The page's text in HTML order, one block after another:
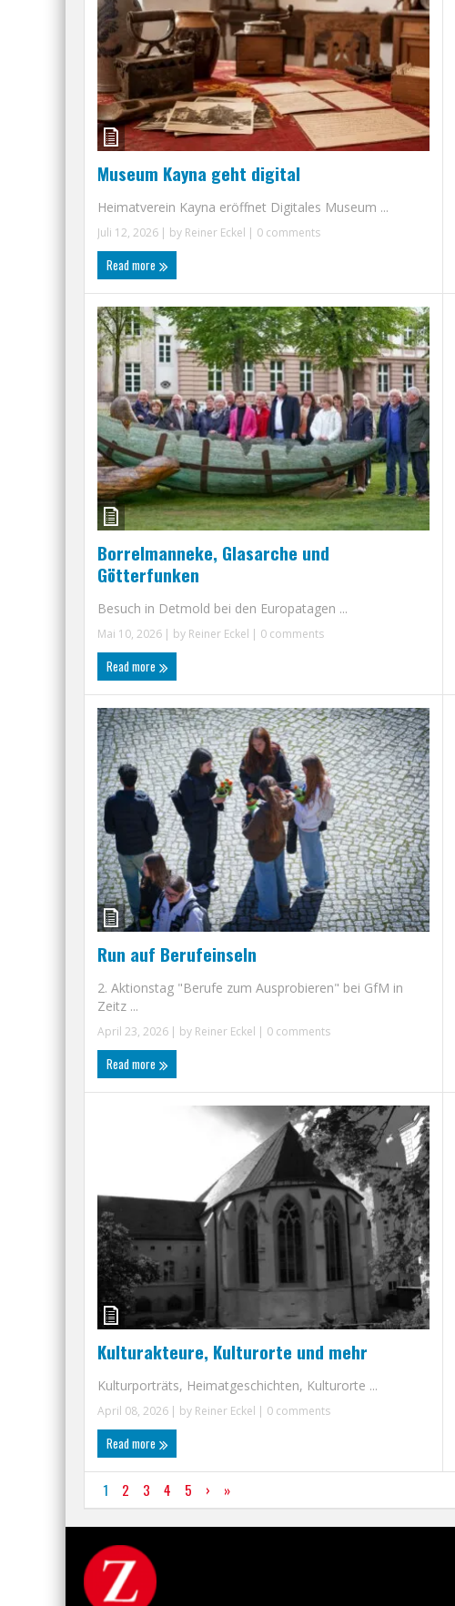
Museum Kayna geht digital
Heimatverein Kayna eröffnet Digitales Museum ...
Juli 12, 2026 | by Reiner Eckel | 0 comments
Read more
Borrelmanneke, Glasarche und
Götterfunken
Besuch in Detmold bei den Europatagen ...
Mai 10, 2026 | by Reiner Eckel | 0 comments
Read more
Run auf Berufeinseln
2. Aktionstag "Berufe zum Ausprobieren" bei GfM in
Zeitz ...
April 23, 2026 | by Reiner Eckel | 0 comments
Read more
Kulturakteure, Kulturorte und mehr
Kulturporträts, Heimatgeschichten, Kulturorte ...
April 08, 2026 | by Reiner Eckel | 0 comments
Read more
1 2 3 4 5 › »